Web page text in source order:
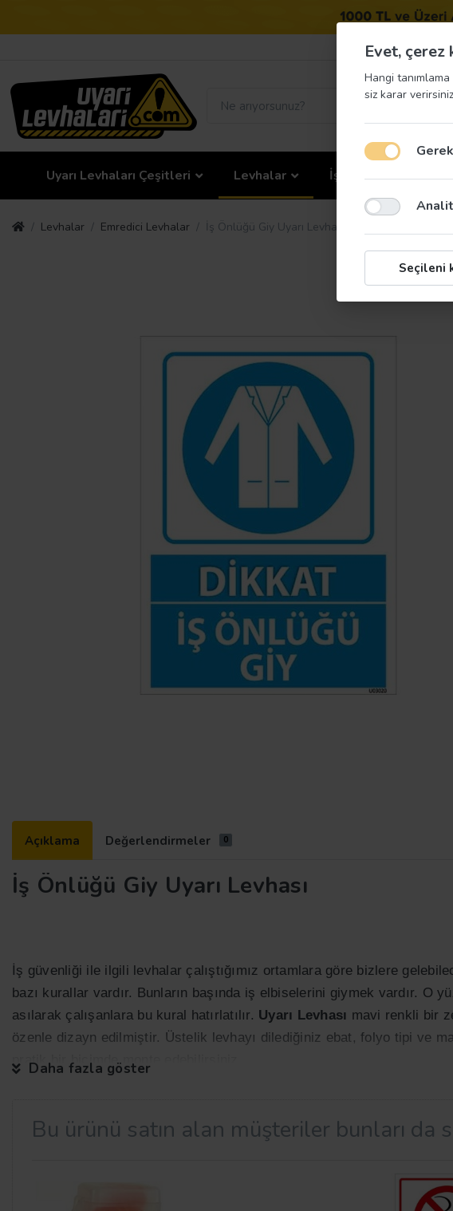
Uyarı Levhaları Çeşitleri Levhalar İş Güvenliği
Levhalar Emredici Levhalar İş Önlüğü Giy Uyarı Levhası
Açıklama Değerlendirmeler 0
İş Önlüğü Giy Uyarı Levhası
İş güvenliği ile ilgili levhalar çalıştığımız ortamlara göre bizlere
bazı kurallar vardır. Bunların başında iş elbiselerini giymek vardır. O
asılarak çalışanlara bu kural hatırlatılır. Uyarı Levhası mavi renkli bir
özenle dizayn edilmiştir. Üstelik levhayı dilediğiniz ebat, folyo tipi ve
pratik bir biçimde monte edebilirsiniz.
Daha fazla göster
Bu ürünü satın alan müşteriler bunları da
Evet, çerez
Hangi
siz karar
Seçileni